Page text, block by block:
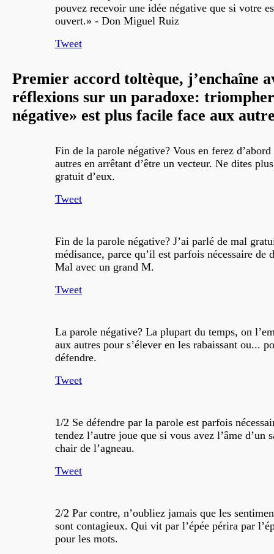
pouvez recevoir une idée négative que si votre
ouvert.» - Don Miguel Ruiz
Tweet
Premier accord toltèque, j’enchaîne
réflexions sur un paradoxe:
négative» est plus facile face aux
Fin de la parole négative? Vous en ferez
autres en arrêtant d’être un vecteur. Ne dites
gratuit d’eux.
Tweet
Fin de la parole négative? J’ai parlé de mal
médisance, parce qu’il est parfois nécessaire de
Mal avec un grand M.
Tweet
La parole négative? La plupart du temps, on
aux autres pour s’élever en les rabaissant ou...
défendre.
Tweet
1/2 Se défendre par la parole est parfois
tendez l’autre joue que si vous avez l’âme d’un
chair de l’agneau.
Tweet
2/2 Par contre, n’oubliez jamais que les
sont contagieux. Qui vit par l’épée périra par
pour les mots.